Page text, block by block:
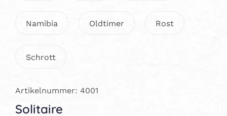
Namibia Oldtimer Rost
Schrott
Artikelnummer: 4001
Solitaire